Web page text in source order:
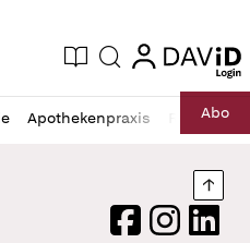
Zeitung
Aktuelle Ausgabe
Suche login
login
Apothekenpraxis RechtAbo
Logo
FacebookInstagram